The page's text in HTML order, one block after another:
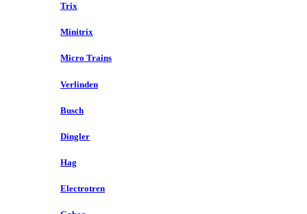
Trix
Minitrix
Micro Trains
Verlinden
Busch
Dingler
Hag
Electrotren